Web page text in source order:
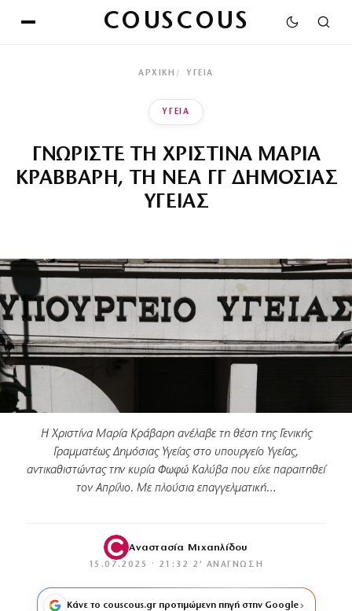
COUSCOUS
ΑΡΧΙΚΉ ΥΓΕΙΑ
ΥΓΕΙΑ
ΓΝΩΡΙΣΤΕ ΤΗ ΧΡΙΣΤΙΝΑ ΜΑΡΙΑ
ΚΡΑΒΒΑΡΗ, ΤΗ ΝΕΑ ΓΓ ΔΗΜΟΣΙΑΣ
ΥΓΕΙΑΣ
Η Χριστίνα Μαρία Κράβαρη ανέλαβε τη θέση της Γενικής
Γραμματέως Δημόσιας Υγείας στο υπουργείο Υγείας,
αντικαθιστώντας την κυρία Φωφώ Καλύβα που είχε παραιτηθεί
τον Απρίλιο. Με πλούσια επαγγελματική…
Αναστασία Μιχαηλίδου
15.07.2025 · 21:32 · 2′ ΑΝΆΓΝΩΣΗ
Κάνε το couscous.gr προτιμώμενη πηγή στην Google